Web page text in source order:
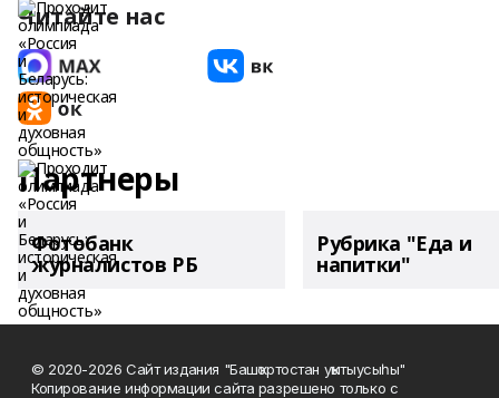
Читайте нас
Партнеры
Фотобанк
журналистов РБ
Рубрика "Еда и
напитки"
© 2020-2026 Сайт издания "Башҡортостан уҡытыусыһы"
Копирование информации сайта разрешено только с